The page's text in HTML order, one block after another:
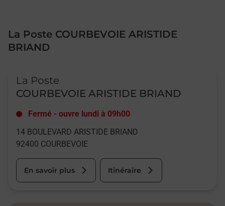
La Poste COURBEVOIE ARISTIDE
BRIAND
La Poste
COURBEVOIE ARISTIDE BRIAND
Fermé - ouvre lundi à 09h00
14 BOULEVARD ARISTIDE BRIAND
92400 COURBEVOIE
En savoir plus Itinéraire